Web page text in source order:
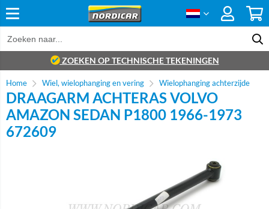
ZOEKEN OP TECHNISCHE TEKENINGEN
Home Wiel, wielophanging en vering Wielophanging achterzijde
DRAAGARM ACHTERAS VOLVO
AMAZON SEDAN P1800 1966-1973
672609